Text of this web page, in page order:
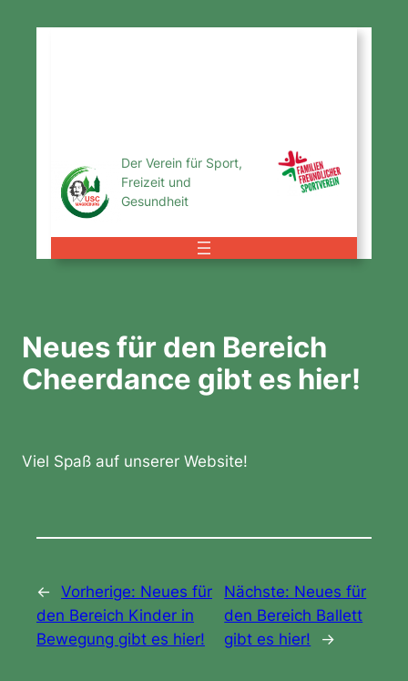
Der Verein für Sport,
Freizeit und
Gesundheit
Neues für den Bereich
Cheerdance gibt es hier!
Viel Spaß auf unserer Website!
← Vorherige: Neues für
den Bereich Kinder in
Bewegung gibt es hier!
Nächste: Neues für
den Bereich Ballett
gibt es hier!
→